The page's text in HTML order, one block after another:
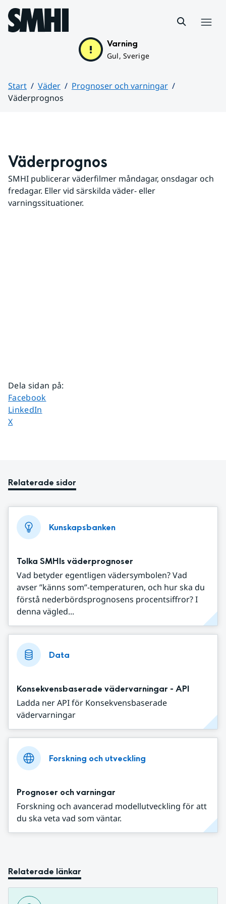
Hoppa till sidans innehåll
Varning
Gul, Sverige
Start Väder
Prognoser och varningar
Väderprognos
Väderprognos
SMHI publicerar väderfilmer måndagar, onsdagar och
fredagar. Eller vid särskilda väder- eller
varningssituationer.
Dela sidan på:
Dela sidan på
Facebook
Dela sidan på
LinkedIn
Dela sidan på
X
Relaterade sidor
Kunskapsbanken
Tolka SMHIs väderprognoser
Vad betyder egentligen vädersymbolen? Vad
avser ”känns som”-temperaturen, och hur ska du
förstå nederbördsprognosens procentsiffror? I
denna vägled...
Data
Konsekvensbaserade vädervarningar - API
Ladda ner API för Konsekvensbaserade
vädervarningar
Forskning och utveckling
Prognoser och varningar
Forskning och avancerad modellutveckling för att
du ska veta vad som väntar.
Relaterade länkar